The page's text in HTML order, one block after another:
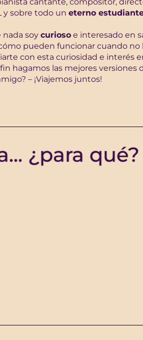
y sobre todo un eterno
nada soy curioso e interesado en
pueden funcionar cuando no
con esta curiosidad e interés
hagamos las mejores versiones
– ¡Viajemos juntos!
¿para qué?